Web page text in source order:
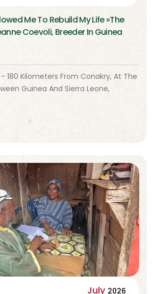
Me To Rebuild My Life »The
Coevoli, Breeder In Guinea
180 Kilometers From Conakry, At The
Guinea And Sierra Leone,
July 2026